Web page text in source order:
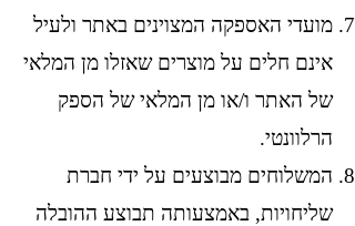
מועדי האספקה המצוינים באתר ולעיל
אינם חלים על מוצרים שאזלו מן המלאי
של האתר ו/או מן המלאי של הספק
הרלוונטי.
המשלוחים מבוצעים על ידי חברת
שליחויות, באמצעותה תבוצע ההובלה